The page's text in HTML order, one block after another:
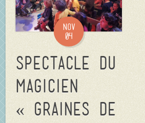
Nov
04
Spectacle du
magicien
« Graines de